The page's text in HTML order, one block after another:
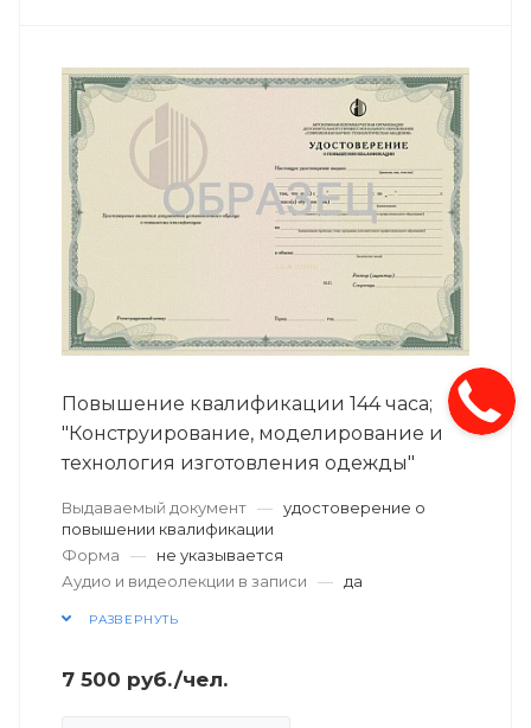
Повышение квалификации 144 часа;
"Конструирование, моделирование и
технология изготовления одежды"
Выдаваемый документ — удостоверение о
повышении квалификации
Форма
—
не указывается
Аудио и видеолекции в записи
— да
РАЗВЕРНУТЬ
7 500 руб./чел.